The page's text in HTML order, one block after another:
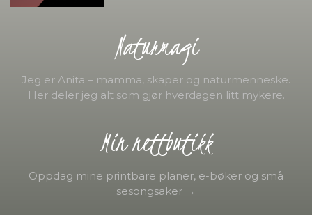
Naturmagi
Jeg er Anita – mamma, skaper og naturmenneske.
Her deler jeg alt som gjør hverdagen litt mykere.
Min nettbutikk
Oppdag mine printbare planer, e-bøker og små
sesongsaker →